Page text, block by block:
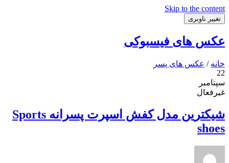
Skip to the content
تغییر ناوبری
عکس های فیسبوکی
خانه / عکس های پسر
22
سپتامبر
غیرفعال
شیکترین مدل کفش اسپرت پسرانه Sports
shoes